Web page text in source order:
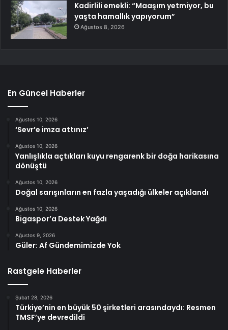
Kadirlili emekli: “Maaşım yetmiyor, bu
yaşta hamallık yapıyorum”
Ağustos 8, 2026
En Güncel Haberler
Ağustos 10, 2026
‘Sevr’e imza attınız’
Ağustos 10, 2026
Yanlışlıkla açtıkları kuyu rengarenk bir doğa harikasına
dönüştü
Ağustos 10, 2026
Doğal sarışınların en fazla yaşadığı ülkeler açıklandı
Ağustos 10, 2026
Bigaspor’a Destek Yağdı
Ağustos 9, 2026
Güler: Af Gündemimizde Yok
Rastgele Haberler
Şubat 28, 2026
Türkiye’nin en büyük 50 şirketleri arasındaydı: Resmen
TMSF’ye devredildi